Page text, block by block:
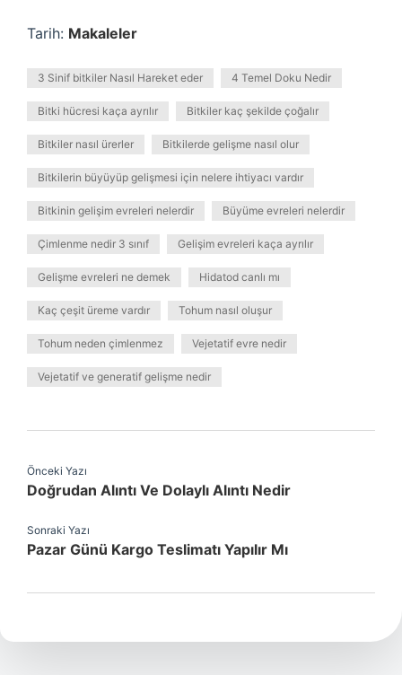
Tarih: Makaleler
3 Sinif bitkiler Nasıl Hareket eder 4 Temel Doku Nedir
Bitki hücresi kaça ayrılır Bitkiler kaç şekilde çoğalır
Bitkiler nasıl ürerler Bitkilerde gelişme nasıl olur
Bitkilerin büyüyüp gelişmesi için nelere ihtiyacı vardır
Bitkinin gelişim evreleri nelerdir Büyüme evreleri nelerdir
Çimlenme nedir 3 sınıf Gelişim evreleri kaça ayrılır
Gelişme evreleri ne demek Hidatod canlı mı
Kaç çeşit üreme vardır Tohum nasıl oluşur
Tohum neden çimlenmez Vejetatif evre nedir
Vejetatif ve generatif gelişme nedir
Önceki Yazı
Doğrudan Alıntı Ve Dolaylı Alıntı Nedir
Sonraki Yazı
Pazar Günü Kargo Teslimatı Yapılır Mı